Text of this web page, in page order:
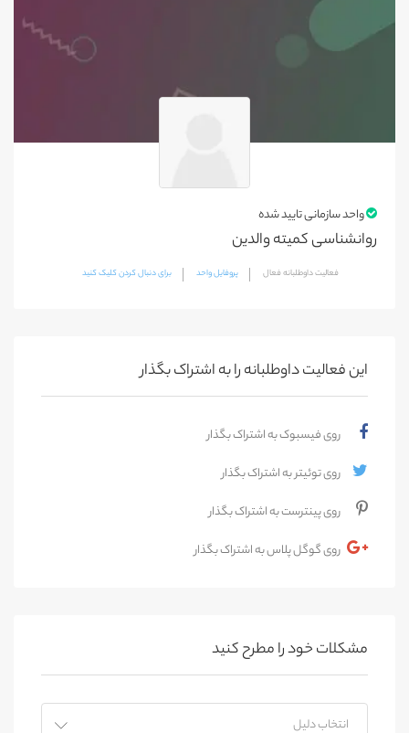
واحد سازمانی تایید شده
روانشناسی کمیته والدین
فعالیت داوطلبانه فعال پروفایل واحد برای دنبال کردن کلیک کنید
این فعالیت‌ داوطلبانه را به اشتراک بگذار
روی فیسبوک به اشتراک بگذار
روی توئیتر به اشتراک بگذار
روی پینترست به اشتراک بگذار
روی گوگل پلاس به اشتراک بگذار
مشکلات خود را مطرح کنید